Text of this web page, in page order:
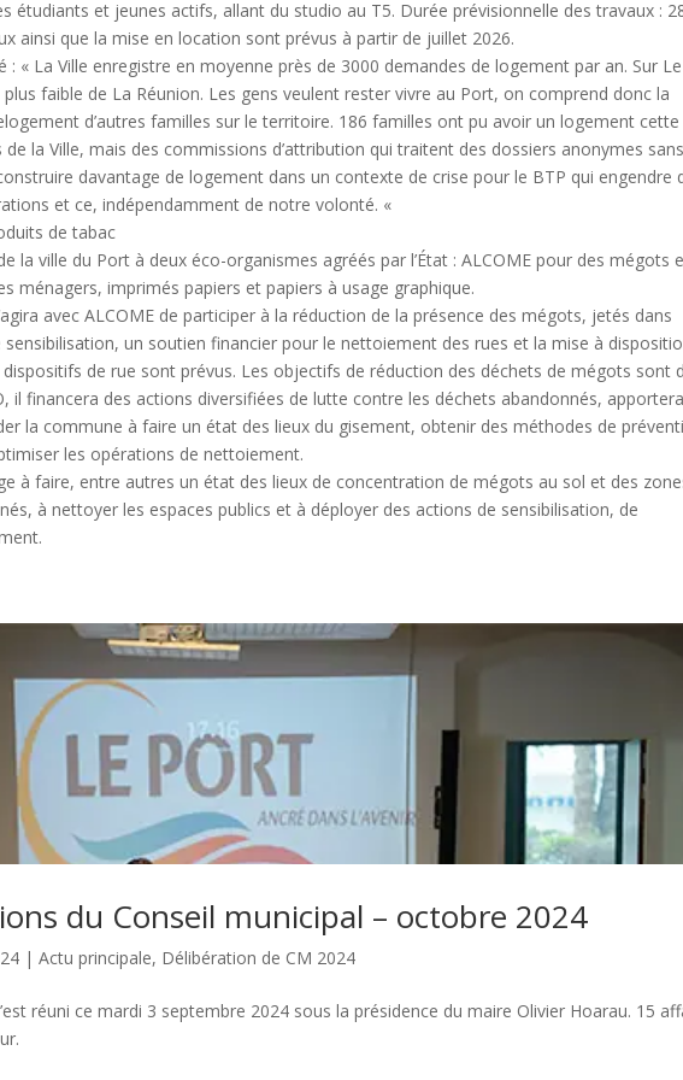
étudiants et jeunes actifs, allant du studio au T5. Durée prévisionnelle des travaux :
ainsi que la mise en location sont prévus à partir de juillet 2026.
: « La Ville enregistre en moyenne près de 3000 demandes de logement par an. Sur Le
faible de La Réunion. Les gens veulent rester vivre au Port, on comprend donc la
d’autres familles sur le territoire. 186 familles ont pu avoir un logement cette
la Ville, mais des commissions d’attribution qui traitent des dossiers anonymes sans
davantage de logement dans un contexte de crise pour le BTP qui engendre
et ce, indépendamment de notre volonté. «
de tabac
la ville du Port à deux éco-organismes agréés par l’État : ALCOME pour des mégots
ménagers, imprimés papiers et papiers à usage graphique.
avec ALCOME de participer à la réduction de la présence des mégots, jetés dans
sensibilisation, un soutien financier pour le nettoiement des rues et la mise à
de rue sont prévus. Les objectifs de réduction des déchets de mégots sont
il financera des actions diversifiées de lutte contre les déchets abandonnés,
la commune à faire un état des lieux du gisement, obtenir des méthodes de
les opérations de nettoiement.
à faire, entre autres un état des lieux de concentration de mégots au sol et des
à nettoyer les espaces publics et à déployer des actions de sensibilisation, de
du Conseil municipal – octobre 2024
|Actu principale, Délibération de CM 2024
réuni ce mardi 3 septembre 2024 sous la présidence du maire Olivier Hoarau. 15